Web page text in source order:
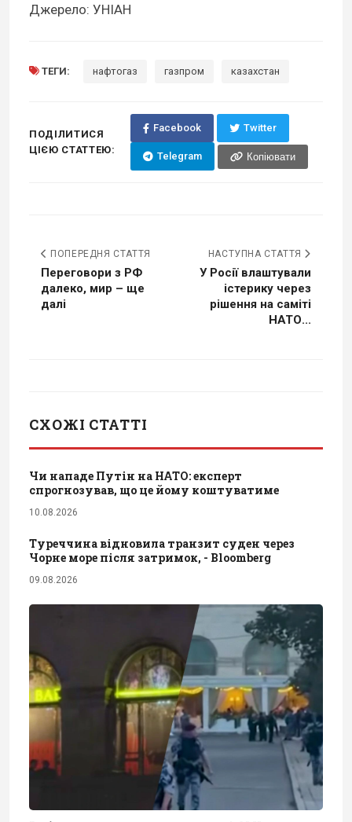
Джерело: УНІАН
ТЕГИ: нафтогаз газпром казахстан
ПОДІЛИТИСЯ
ЦІЄЮ СТАТТЕЮ:
Facebook Twitter
Telegram Копіювати
ПОПЕРЕДНЯ СТАТТЯ
Переговори з РФ
далеко, мир – ще
далі
НАСТУПНА СТАТТЯ
У Росії влаштували
істерику через
рішення на саміті
НАТО...
СХОЖІ СТАТТІ
Чи нападе Путін на НАТО: експерт
спрогнозував, що це йому коштуватиме
10.08.2026
Туреччина відновила транзит суден через
Чорне море після затримок, - Bloomberg
09.08.2026